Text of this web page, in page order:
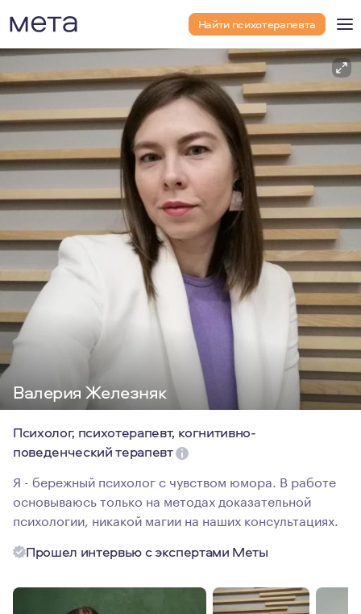
Найти психотерапевта
Валерия Железняк
Психолог, психотерапевт, когнитивно-
поведенческий терапевт
Я - бережный психолог с чувством юмора. В работе
основываюсь только на методах доказательной
психологии, никакой магии на наших консультациях.
Прошел интервью с экспертами Меты